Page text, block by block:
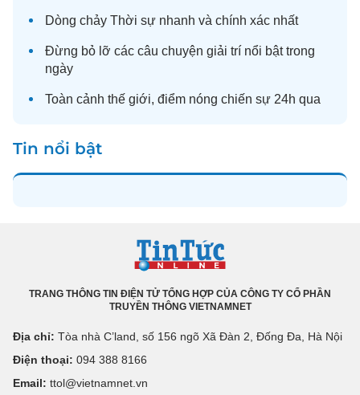
Dòng chảy Thời sự nhanh và chính xác nhất
Đừng bỏ lỡ các câu chuyện giải trí nổi bật trong
ngày
Toàn cảnh thế giới, điểm nóng chiến sự 24h qua
Tin nổi bật
TRANG THÔNG TIN ĐIỆN TỬ TỔNG HỢP CỦA CÔNG TY CỔ PHẦN
TRUYỀN THÔNG VIETNAMNET
Địa chỉ: Tòa nhà C’land, số 156 ngõ Xã Đàn 2, Đống Đa, Hà Nội
Điện thoại: 094 388 8166
Email: ttol@vietnamnet.vn